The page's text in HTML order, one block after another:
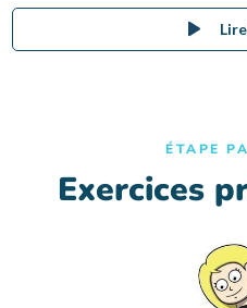
ÉTAPE
Exercices